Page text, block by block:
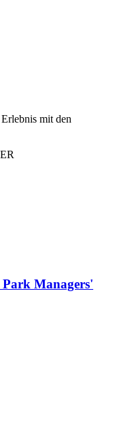
mit den
Managers'